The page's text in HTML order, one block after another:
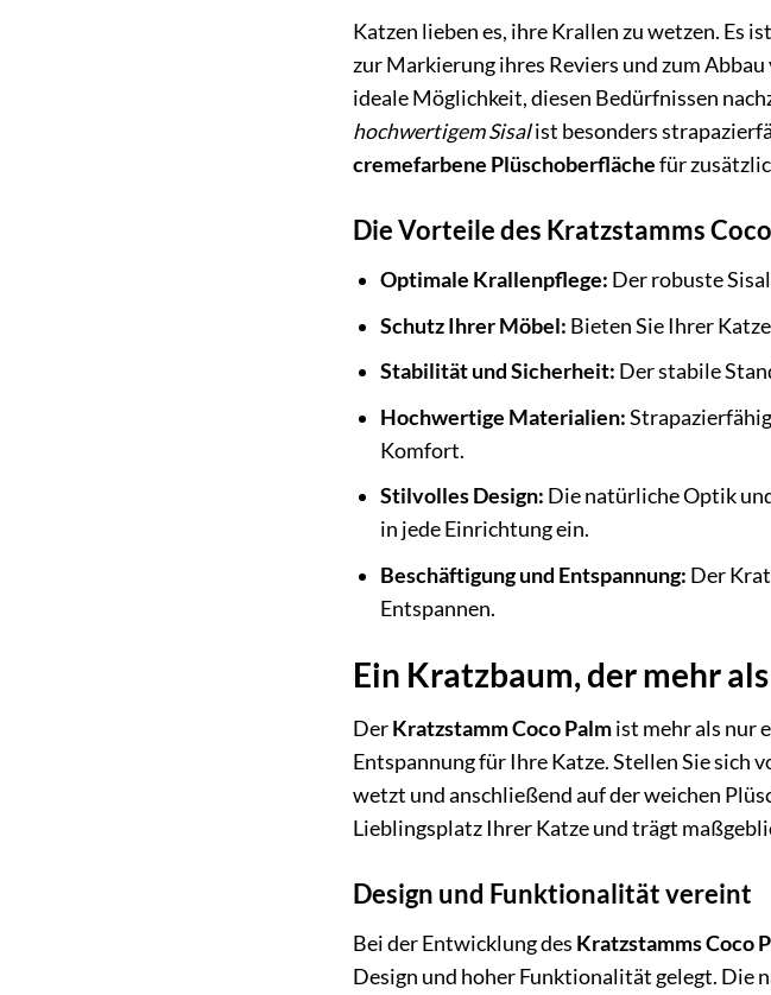
Katzen lieben es, ihre Krallen zu wetzen. Es
zur Markierung ihres Reviers und zum
ideale Möglichkeit, diesen Bedürfnissen
hochwertigem Sisalist besonders
cremefarbene Plüschoberflächefür
Die Vorteile des Kratzstamms
Optimale Krallenpflege: Der robuste
Schutz Ihrer Möbel: Bieten Sie Ihrer
Stabilität und Sicherheit: Der stabile
Hochwertige Materialien:
Komfort.
Stilvolles Design: Die natürliche Optik
in jede Einrichtung ein.
Beschäftigung und Entspannung: Der
Entspannen.
Ein Kratzbaum, der mehr
DerKratzstamm Coco Palmist mehr als nur
Entspannung für Ihre Katze. Stellen Sie sich
wetzt und anschließend auf der weichen
Lieblingsplatz Ihrer Katze und trägt
Design und Funktionalität vereint
Bei der Entwicklung des Kratzstamms Coco
Design und hoher Funktionalität gelegt. Die